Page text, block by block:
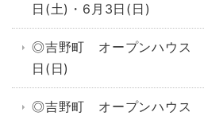
日(土)・6月3日(日)
◎吉野町 オープンハウス
日(日)
◎吉野町 オープンハウス